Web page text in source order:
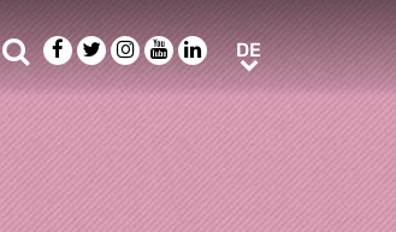
SucheFacebook
TwitterInstagram
YoutubeLinkedIn
DEDE